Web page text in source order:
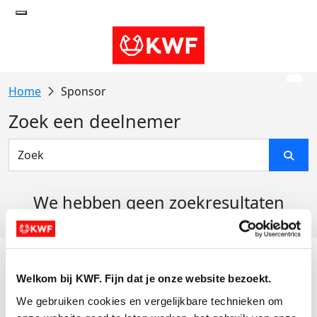
Welkom bij KWF. Fijn dat je onze website bezoekt.
We gebruiken cookies en vergelijkbare technieken om
Sponsor
Zoek een deelnemer
We hebben geen zoekresultaten
Actiematerialen
Evenementen